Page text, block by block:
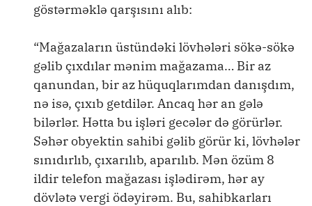
göstərməklə qarşısını alıb:
“Mağazaların üstündəki lövhələri sökə-sökə
gəlib çıxdılar mənim mağazama… Bir az
qanundan, bir az hüquqlarımdan danışdım,
nə isə, çıxıb getdilər. Ancaq hər an gələ
bilərlər. Hətta bu işləri gecələr də görürlər.
Səhər obyektin sahibi gəlib görür ki, lövhələr
sınıdırlıb, çıxarılıb, aparılıb. Mən özüm 8
ildir telefon mağazası işlədirəm, hər ay
dövlətə vergi ödəyirəm. Bu, sahibkarları